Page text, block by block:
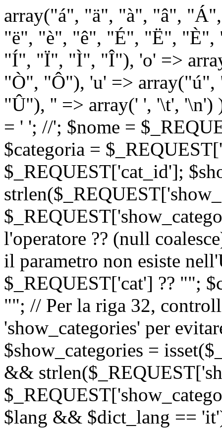
array("á", "ä", "à", "â",
"ë", "è", "ê", "É", "Ë",
"Í", "Ï", "Ì", "Î"), 'o' =>
"Ò", "Ô"), 'u' =>
"Û"), '' => array(' ', '\t',
= ' '; //'; $nome =
$categoria =
$_REQUEST['cat_id'];
l'operatore ?? (null
il parametro non esiste
$_REQUEST['cat'] ?? "";
""; // Per la riga 32,
'show_categories' per
$show_categories =
&&
$lang && $dict_lang ==